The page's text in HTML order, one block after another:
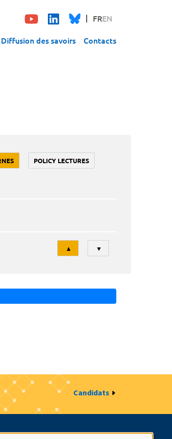
FREN
Diffusion des savoirs Contacts
POLICY LECTURES
Tri
▲ ▼
Candidats
Intranet